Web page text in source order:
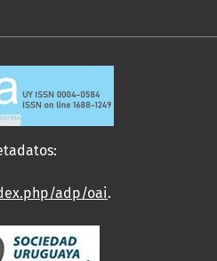
adp/oai.